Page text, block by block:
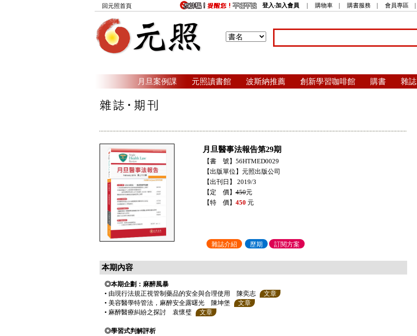
回元照首頁 登入‧加入會員 購物車 購書服務 會員專區
月旦案例課 元照讀書館 波斯納推薦 創新學習咖啡館 購書 雜誌
月旦醫事法報告第29期
【書 號】56HTMED0029
【出版單位】元照出版公司
【出刊日】 2019/3
【定 價】450元
【特 價】 450 元
雜誌介紹 歷期 訂閱方案
本期內容
◎本期企劃：麻醉風暴
• 由現行法規正視管制藥品的安全與合理使用 陳奕志
文章
• 美容醫學特管法，麻醉安全露曙光 陳坤堡
文章
• 麻醉醫療糾紛之探討 袁懷璧
文章
◎學習式判解評析